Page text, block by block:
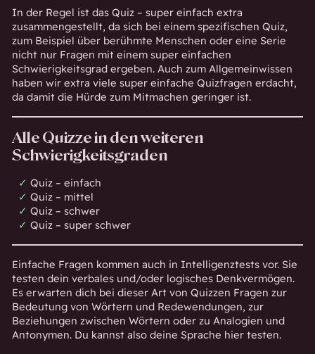
In der Regel ist das Quiz – super einfach extra
zusammengestellt, da sich bei einem spezifischen Quiz,
zum Beispiel über berühmte Menschen oder eine Serie
nicht nur Fragen mit einem super einfachen
Schwierigkeitsgrad ergeben. Auch zum Allgemeinwissen
haben wir extra viele super einfache Quizfragen erdacht,
da damit die Hürde zum Mitmachen geringer ist.
Alle Quizze in den weiteren
Schwierigkeitsgraden
Quiz – einfach
Quiz – mittel
Quiz – schwer
Quiz – super schwer
Einfache Fragen kommen auch in Intelligenztestsvor. Sie
testen dein verbales und/oder logisches Denkvermögen.
Es erwarten dich bei dieser Art von Quizzen Fragen zur
Bedeutung von Wörtern und Redewendungen, zur
Beziehungen zwischen Wörtern oder zu Analogien und
Antonymen. Du kannst also deine Sprache hier testen.